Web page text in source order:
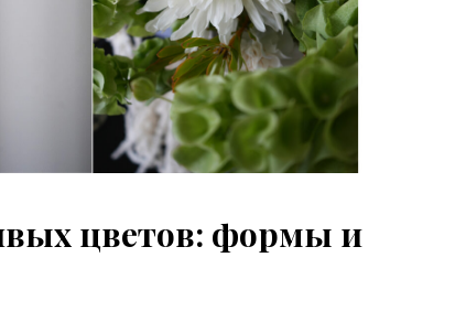
цветов: формы и